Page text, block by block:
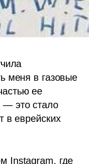
меня в газовые
ее
— это стало
в еврейских
Instagram, где